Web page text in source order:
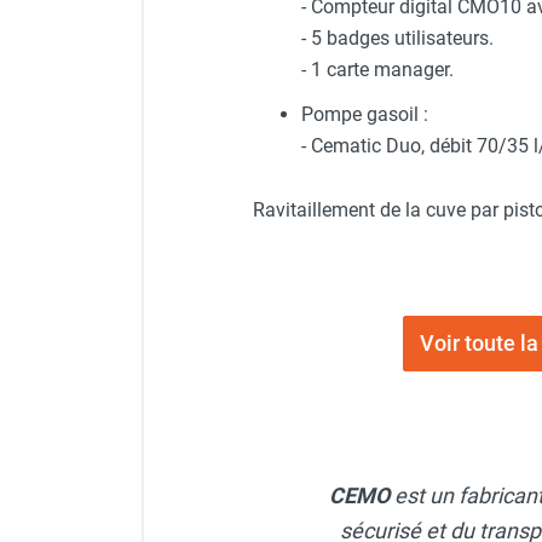
Chauffage FARM au gaz
Chauffage FARM au fioul
Chauffage d'atelier granulés / bois /
Chaudière fixe à eau
Aérotherme électrique
Chauffage mobile électrique, fioul et
Chauffage haute température pour
étuvage industriel ou destruction
- Compteur digital CMO10
- 5 badges utilisateurs.
- 1 carte manager.
Pompe gasoil :
- Cematic Duo, débit 70/35
Ravitaillement de la cuve par
Voir toute la
CEMOest un
sécurisé et du